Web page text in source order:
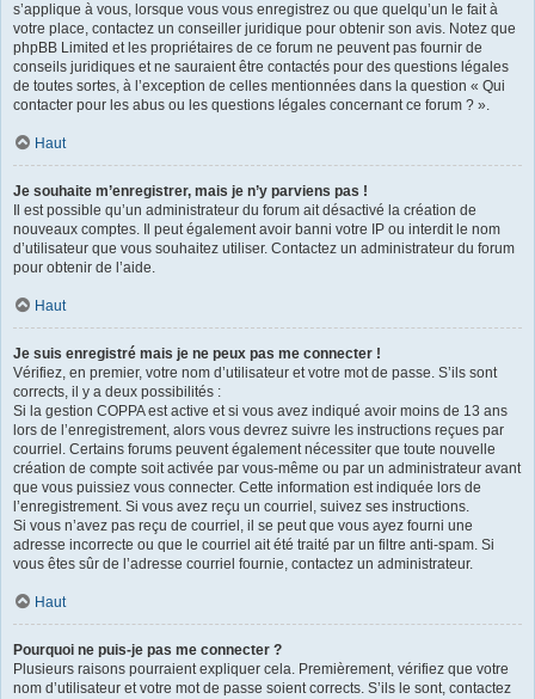
s’applique à vous, lorsque vous vous enregistrez ou que quelqu’un le fait à
votre place, contactez un conseiller juridique pour obtenir son avis. Notez que
phpBB Limited et les propriétaires de ce forum ne peuvent pas fournir de
conseils juridiques et ne sauraient être contactés pour des questions légales
de toutes sortes, à l’exception de celles mentionnées dans la question « Qui
contacter pour les abus ou les questions légales concernant ce forum ? ».
Haut
Je souhaite m’enregistrer, mais je n’y parviens pas !
Il est possible qu’un administrateur du forum ait désactivé la création de
nouveaux comptes. Il peut également avoir banni votre IP ou interdit le nom
d’utilisateur que vous souhaitez utiliser. Contactez un administrateur du forum
pour obtenir de l’aide.
Haut
Je suis enregistré mais je ne peux pas me connecter !
Vérifiez, en premier, votre nom d’utilisateur et votre mot de passe. S’ils sont
corrects, il y a deux possibilités :
Si la gestion COPPA est active et si vous avez indiqué avoir moins de 13 ans
lors de l’enregistrement, alors vous devrez suivre les instructions reçues par
courriel. Certains forums peuvent également nécessiter que toute nouvelle
création de compte soit activée par vous-même ou par un administrateur avant
que vous puissiez vous connecter. Cette information est indiquée lors de
l’enregistrement. Si vous avez reçu un courriel, suivez ses instructions.
Si vous n’avez pas reçu de courriel, il se peut que vous ayez fourni une
adresse incorrecte ou que le courriel ait été traité par un filtre anti-spam. Si
vous êtes sûr de l’adresse courriel fournie, contactez un administrateur.
Haut
Pourquoi ne puis-je pas me connecter ?
Plusieurs raisons pourraient expliquer cela. Premièrement, vérifiez que votre
nom d’utilisateur et votre mot de passe soient corrects. S’ils le sont, contactez